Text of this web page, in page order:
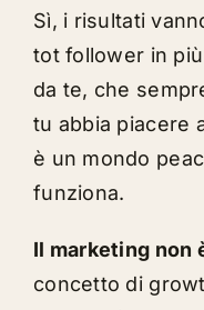
Sì, i risultati
tot follower in
da te, che
tu abbia piacere
è un mondo
funziona.
Il marketing non
concetto di